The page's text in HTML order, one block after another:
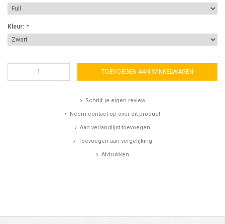
Kleur: *
TOEVOEGEN AAN WINKELWAGEN
Schrijf je eigen review
Neem contact op over dit product
Aan verlanglijst toevoegen
Toevoegen aan vergelijking
Afdrukken